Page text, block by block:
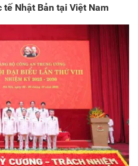
tế Nhật Bản tại Việt Nam